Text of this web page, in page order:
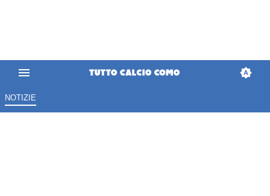
NOTIZIE